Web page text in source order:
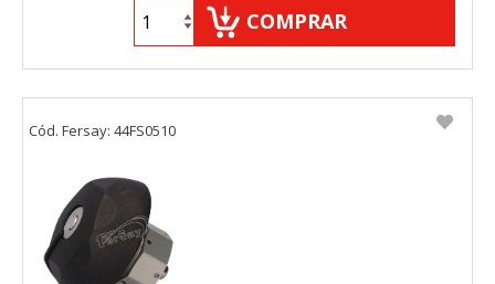
COMPRAR
Cód. Fersay: 44FS0510